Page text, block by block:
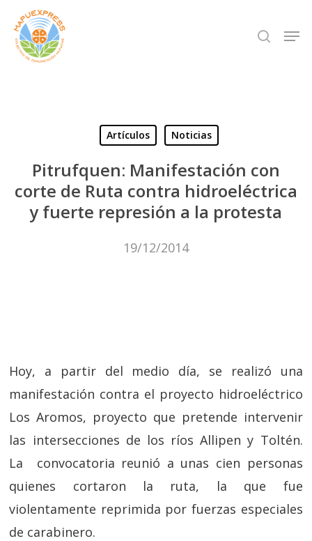
Skip
main
search
Artículos Noticias
Pitrufquen: Manifestación con
corte de Ruta contra hidroeléctrica
y fuerte represión a la protesta
19/12/2014
Hoy, a partir del medio día, se realizó una
manifestación contra el proyecto hidroeléctrico
Los Aromos, proyecto que pretende intervenir
las intersecciones de los ríos Allipen y Toltén.
La convocatoria reunió a unas cien personas
quienes cortaron la ruta, la que fue
violentamente reprimida por fuerzas especiales
de carabinero.
Close